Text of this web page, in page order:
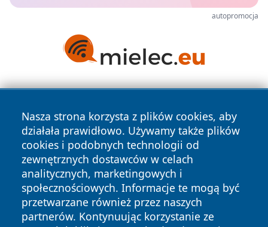
autopromocja
Nasza strona korzysta z plików cookies, aby
działała prawidłowo. Używamy także plików
cookies i podobnych technologii od
zewnętrznych dostawców w celach
analitycznych, marketingowych i
społecznościowych. Informacje te mogą być
przetwarzane również przez naszych
partnerów. Kontynuując korzystanie ze
Copyright © 2026 faktyrzeszow.pl Wszystkie prawa
zastrzeżone.
News Autorzy
Polityka
Polityka